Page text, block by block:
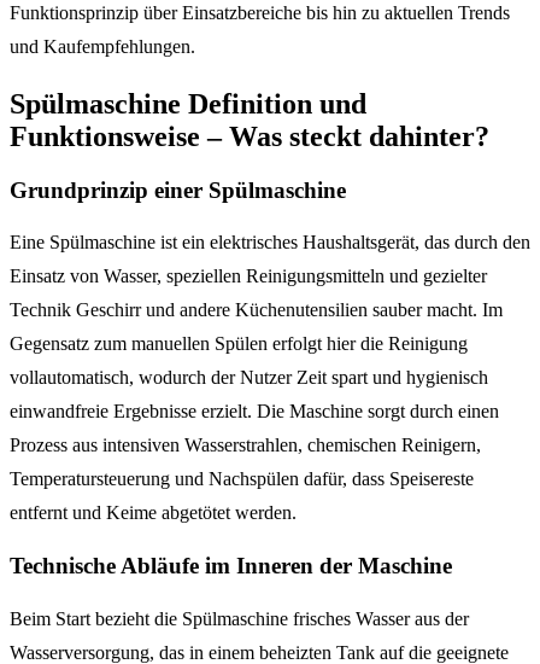
Funktionsprinzip über Einsatzbereiche bis hin zu aktuellen Trends
und Kaufempfehlungen.
Spülmaschine Definition und
Funktionsweise – Was steckt dahinter?
Grundprinzip einer Spülmaschine
Eine Spülmaschine ist ein elektrisches Haushaltsgerät, das durch den
Einsatz von Wasser, speziellen Reinigungsmitteln und gezielter
Technik Geschirr und andere Küchenutensilien sauber macht. Im
Gegensatz zum manuellen Spülen erfolgt hier die Reinigung
vollautomatisch, wodurch der Nutzer Zeit spart und hygienisch
einwandfreie Ergebnisse erzielt. Die Maschine sorgt durch einen
Prozess aus intensiven Wasserstrahlen, chemischen Reinigern,
Temperatursteuerung und Nachspülen dafür, dass Speisereste
entfernt und Keime abgetötet werden.
Technische Abläufe im Inneren der Maschine
Beim Start bezieht die Spülmaschine frisches Wasser aus der
Wasserversorgung, das in einem beheizten Tank auf die geeignete